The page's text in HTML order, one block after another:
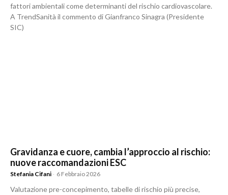
fattori ambientali come determinanti del rischio cardiovascolare.
A TrendSanità il commento di Gianfranco Sinagra (Presidente
SIC)
Gravidanza e cuore, cambia l’approccio al rischio:
nuove raccomandazioni ESC
Stefania Cifani - 6 Febbraio 2026
Valutazione pre-concepimento, tabelle di rischio più precise,